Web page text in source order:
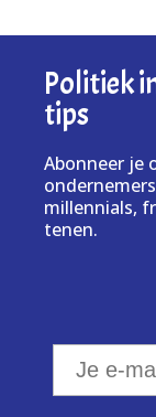
Politiek
tips
Abonneer je
millennials,
tenen.